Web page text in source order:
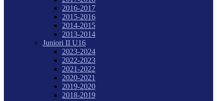
2016-2017
2015-2016
2014-2015
2013-2014
Juniori II U16
2023-2024
2022-2023
2021-2022
2020-2021
2019-2020
2018-2019